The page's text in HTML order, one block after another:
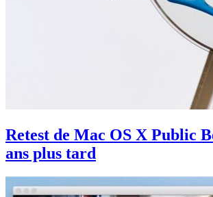
Retest de Mac OS X Public
ans plus tard